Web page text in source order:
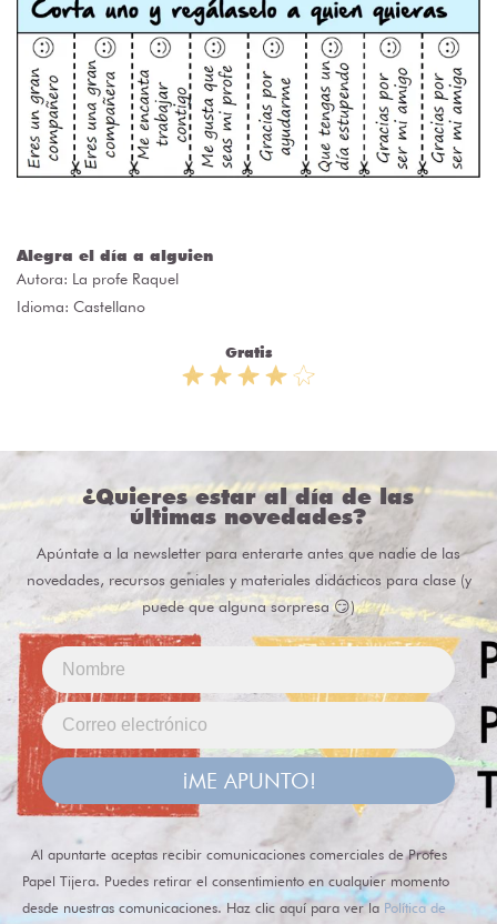
Alegra el día a alguien
Autora: La profe Raquel
Idioma: Castellano
Gratis
¿Quieres estar al día de las
últimas novedades?
Apúntate a la newsletter para enterarte antes que nadie de las
novedades, recursos geniales y materiales didácticos para clase (y
puede que alguna sorpresa 😏)
¡ME APUNTO!
Al apuntarte aceptas recibir comunicaciones comerciales de Profes
Papel Tijera. Puedes retirar el consentimiento en cualquier momento
desde nuestras comunicaciones. Haz clic aquí para ver la Política de